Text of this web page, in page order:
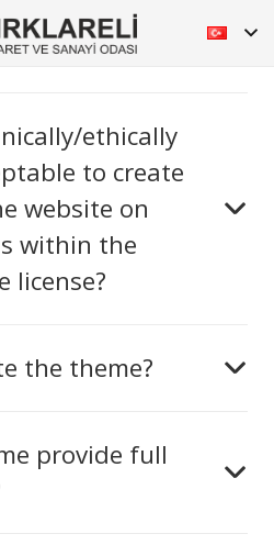
ethically
to create
website on
within the
license?
the theme?
provide full